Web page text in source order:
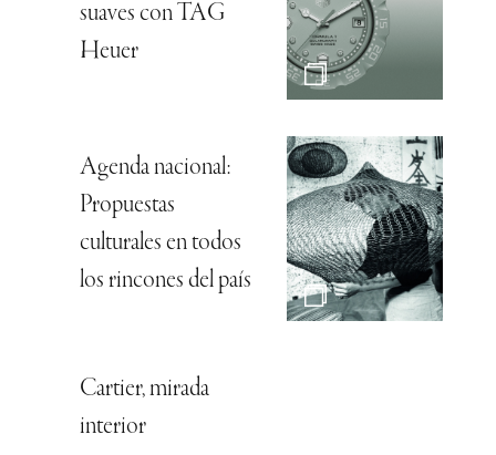
suaves con TAG
Heuer
Agenda nacional:
Propuestas
culturales en todos
los rincones del país
Cartier, mirada
interior